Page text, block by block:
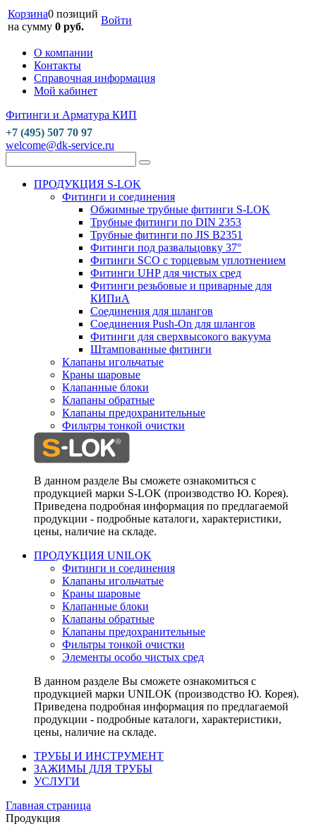
Корзина0 позиций
на сумму 0 руб.
Войти
О компании
Контакты
Справочная информация
Мой кабинет
Фитинги и Арматура КИП
+7 (495) 507 70 97
welcome@dk-service.ru
ПРОДУКЦИЯ S-LOK
Фитинги и соединения
Обжимные трубные фитинги S-LOK
Трубные фитинги по DIN 2353
Трубные фитинги по JIS B2351
Фитинги под развальцовку 37°
Фитинги SCO с торцевым уплотнением
Фитинги UHP для чистых сред
Фитинги резьбовые и приварные для
КИПиА
Соединения для шлангов
Соединения Push-On для шлангов
Фитинги для сверхвысокого вакуума
Штампованные фитинги
Клапаны игольчатые
Краны шаровые
Клапанные блоки
Клапаны обратные
Клапаны предохранительные
Фильтры тонкой очистки
В данном разделе Вы сможете ознакомиться с
продукцией марки S-LOK (производство Ю. Корея).
Приведена подробная информация по предлагаемой
продукции - подробные каталоги, характеристики,
цены, наличие на складе.
ПРОДУКЦИЯ UNILOK
Фитинги и соединения
Клапаны игольчатые
Краны шаровые
Клапанные блоки
Клапаны обратные
Клапаны предохранительные
Фильтры тонкой очистки
Элементы особо чистых сред
В данном разделе Вы сможете ознакомиться с
продукцией марки UNILOK (производство Ю. Корея).
Приведена подробная информация по предлагаемой
продукции - подробные каталоги, характеристики,
цены, наличие на складе.
ТРУБЫ И ИНСТРУМЕНТ
ЗАЖИМЫ ДЛЯ ТРУБЫ
УСЛУГИ
Главная страница
Продукция